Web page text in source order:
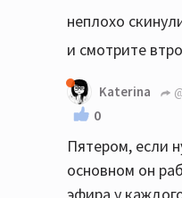
неплохо
и смотрите
Katerina
0
Пятером, если
основном он